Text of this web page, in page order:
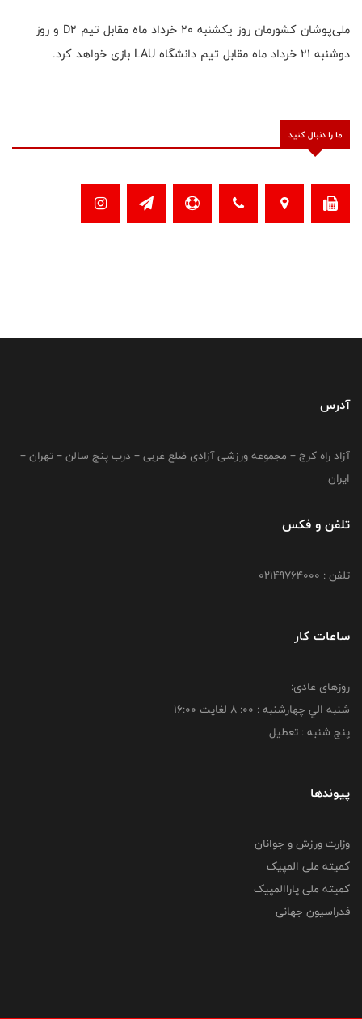
ملی‌پوشان کشورمان روز یکشنبه ۲۰ خرداد ماه مقابل تیم D2 و روز
دوشنبه ۲۱ خرداد ماه مقابل تیم دانشگاه LAU بازی خواهد کرد.
ما را دنبال کنید
آدرس
آزاد راه کرج – مجموعه ورزشی آزادی ضلع غربی – درب پنج سالن – تهران –
ایران
تلفن و فکس
تلفن : 02149764000
ساعات کار
روزهای عادی:
شنبه الي چهارشنبه : 00: 8 لغايت 16:00
پنج شنبه : تعطیل
پیوندها
وزارت ورزش و جوانان
کمیته ملی المپیک
کمیته ملی پاراالمپیک
فدراسیون جهانی